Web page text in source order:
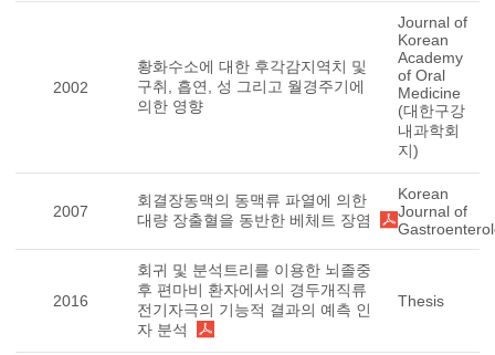
2002
황화수소에 대한 후각감지역치 및
구취, 흡연, 성 그리고 월경주기에
의한 영향
Journal of
Korean
Academy
of Oral
Medicine
(대한구강
내과학회
지)
2007
회결장동맥의 동맥류 파열에 의한
대량 장출혈을 동반한 베체트 장염
Korean
Journal of
2016
회귀 및 분석트리를 이용한 뇌졸중
후 편마비 환자에서의 경두개직류
전기자극의 기능적 결과의 예측 인
자 분석
Thesis